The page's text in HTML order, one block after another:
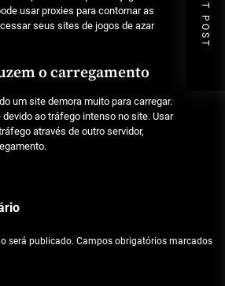
usar proxies para contornar as
seus sites de jogos de azar
o carregamento
um site demora muito para carregar.
ao tráfego intenso no site. Usar
através de outro servidor,
será publicado. Campos obrigatórios marcados